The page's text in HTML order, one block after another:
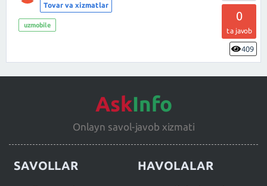
0
ta javob
409
Tovar va xizmatlar
uzmobile
AskInfo
Onlayn savol-javob xizmati
SAVOLLAR HAVOLALAR